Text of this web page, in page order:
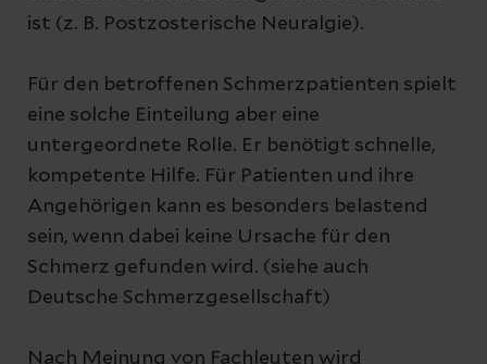
ist (z. B. Postzosterische Neuralgie).
Für den betroffenen Schmerzpatienten spielt
eine solche Einteilung aber eine
untergeordnete Rolle. Er benötigt schnelle,
kompetente Hilfe. Für Patienten und ihre
Angehörigen kann es besonders belastend
sein, wenn dabei keine Ursache für den
Schmerz gefunden wird. (siehe auch
Deutsche Schmerzgesellschaft)
Nach Meinung von Fachleuten wird